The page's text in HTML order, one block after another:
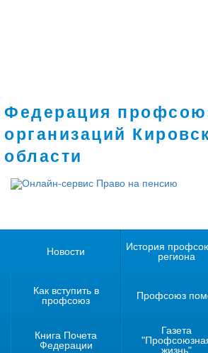
Федерация
организаций
области
Новости
История
региона
Как вступить в
профсоюз
Профсоюз
Книга Почета
Федерации
Газета
жизнь"